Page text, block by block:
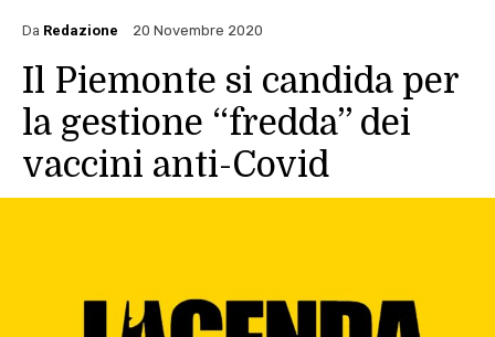
Da Redazione 20 Novembre 2020
Il Piemonte si candida per
la gestione “fredda” dei
vaccini anti-Covid